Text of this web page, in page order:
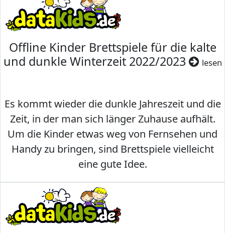
Offline Kinder Brettspiele für die kalte
und dunkle Winterzeit 2022/2023
lesen
Es kommt wieder die dunkle Jahreszeit und die
Zeit, in der man sich länger Zuhause aufhält.
Um die Kinder etwas weg von Fernsehen und
Handy zu bringen, sind Brettspiele vielleicht
eine gute Idee.